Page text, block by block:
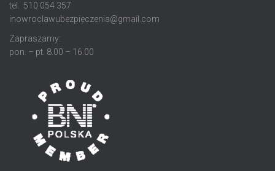
tel. 510 054 357
inowroclawubezpieczenia@gmail.com
Zapraszamy:
pon. – pt. 8.00 – 16.00